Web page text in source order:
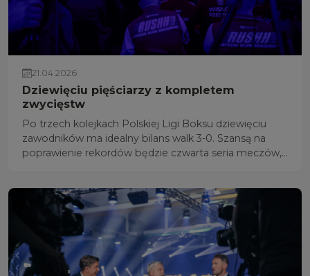
21.04.2026
Dziewięciu pięściarzy z kompletem
zwycięstw
Po trzech kolejkach Polskiej Ligi Boksu dziewięciu
zawodników ma idealny bilans walk 3-0. Szansą na
poprawienie rekordów będzie czwarta seria meczów,